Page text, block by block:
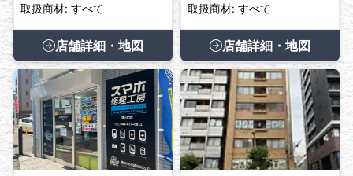
取扱商材: すべて
店舗詳細・地図
取扱商材: すべて
店舗詳細・地図